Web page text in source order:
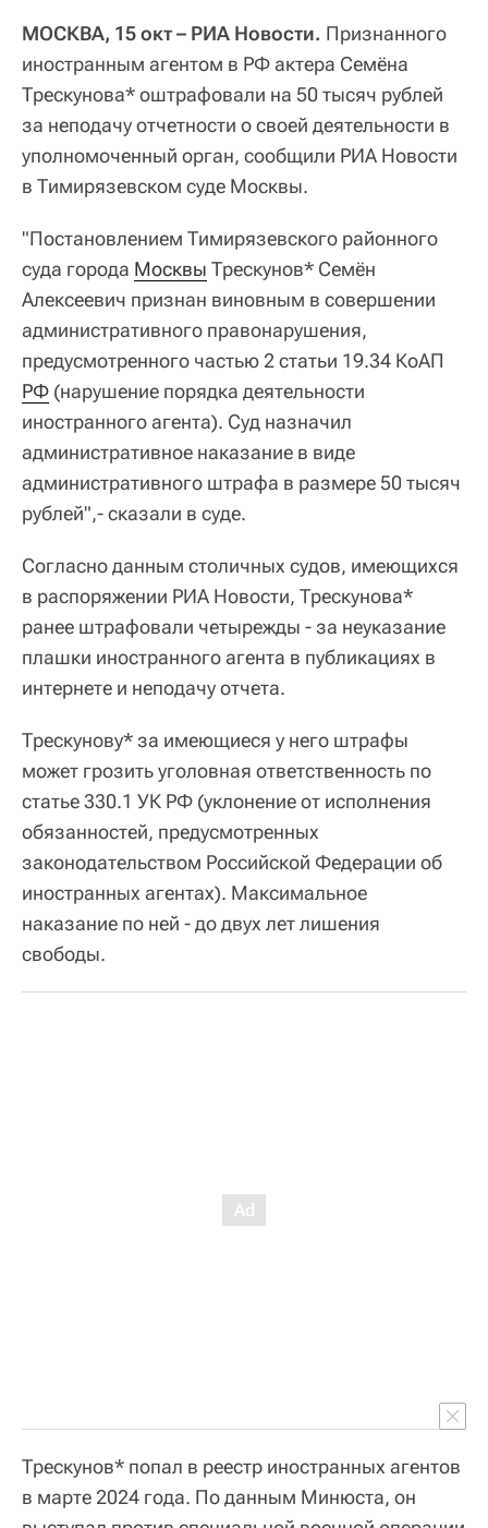
МОСКВА, 15 окт – РИА Новости. Признанного
иностранным агентом в РФ актера Семёна
Трескунова* оштрафовали на 50 тысяч рублей
за неподачу отчетности о своей деятельности в
уполномоченный орган, сообщили РИА Новости
в Тимирязевском суде Москвы.
"Постановлением Тимирязевского районного
суда города Москвы Трескунов* Семён
Алексеевич признан виновным в совершении
административного правонарушения,
предусмотренного частью 2 статьи 19.34 КоАП
РФ (нарушение порядка деятельности
иностранного агента). Суд назначил
административное наказание в виде
административного штрафа в размере 50 тысяч
рублей",- сказали в суде.
Согласно данным столичных судов, имеющихся
в распоряжении РИА Новости, Трескунова*
ранее штрафовали четырежды - за неуказание
плашки иностранного агента в публикациях в
интернете и неподачу отчета.
Трескунову* за имеющиеся у него штрафы
может грозить уголовная ответственность по
статье 330.1 УК РФ (уклонение от исполнения
обязанностей, предусмотренных
законодательством Российской Федерации об
иностранных агентах). Максимальное
наказание по ней - до двух лет лишения
свободы.
Трескунов* попал в реестр иностранных агентов
в марте 2024 года. По данным Минюста, он